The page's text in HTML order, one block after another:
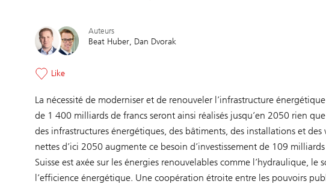
Auteurs
Beat Huber Dan Dvorak
Like
La nécessité de moderniser et de renouveler l’infrastructure
de 1 400 milliards de francs seront ainsi réalisés jusqu’en 2050 rien
des infrastructures énergétiques, des bâtiments, des installations et des
nettes d’ici 2050 augmente ce besoin d’investissement de 109
Suisse est axée sur les énergies renouvelables comme l’hydraulique, le
l’efficience énergétique. Une coopération étroite entre les pouvoirs